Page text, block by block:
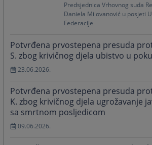
Predsjednica Vrhovnog suda
Daniela Milovanović u posjeti
Federacije
Potvrđena prvostepena presuda
S. zbog krivičnog djela ubistvo u
23.06.2026.
Potvrđena prvostepena presuda
K. zbog krivičnog djela ugrožavanje
sa smrtnom posljedicom
09.06.2026.